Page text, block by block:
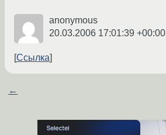
anonymous
20.03.2006 17:01:39 +00:00
Ссылка
←